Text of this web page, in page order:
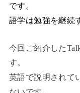
です。
語学は勉強を継続
今回ご紹介した
す。
英語で説明されて